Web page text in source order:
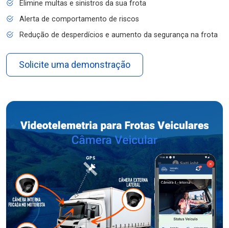
Elimine multas e sinistros da sua frota
Alerta de comportamento de riscos
Redução de desperdícios e aumento da segurança na frota
Solicite uma demonstração